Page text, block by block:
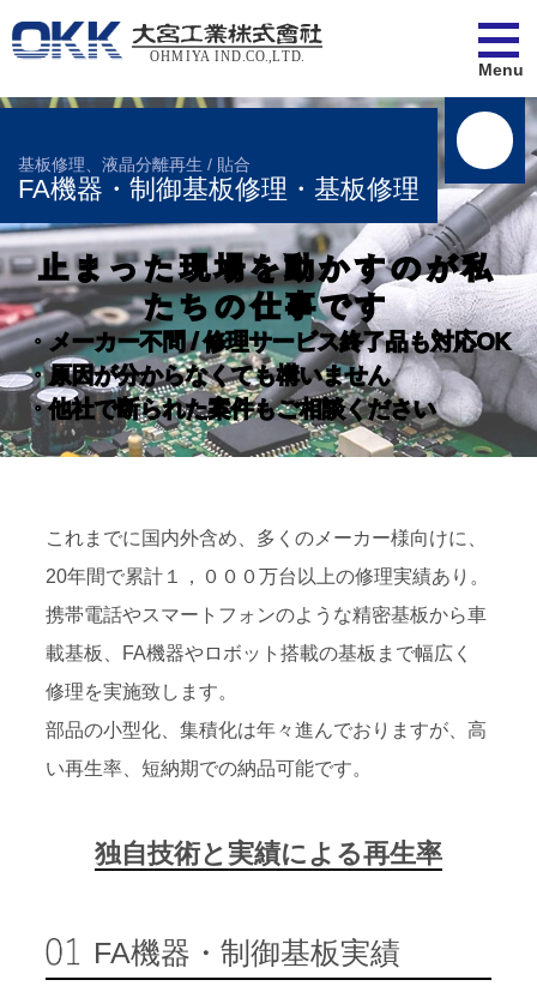
Menu
止まった現場を動かすのが私
たちの仕事です
・メーカー不問 / 修理サービス終了品も対応OK
・原因が分からなくても構いません
・他社で断られた案件もご相談ください
修理事例
・液漏れ・焼損修理対応可能
・ジャンパー配線対応可能
基板修理、液晶分離再生 / 貼合
FA機器・制御基板修理・基板修理
これまでに国内外含め、多くのメーカー様向けに、
20年間で累計１，０００万台以上の修理実績あり。
携帯電話やスマートフォンのような精密基板から車
載基板、FA機器やロボット搭載の基板まで幅広く
修理を実施致します。
部品の小型化、集積化は年々進んでおりますが、高
い再生率、短納期での納品可能です。
独自技術と実績による再生率
FA機器・制御基板実績